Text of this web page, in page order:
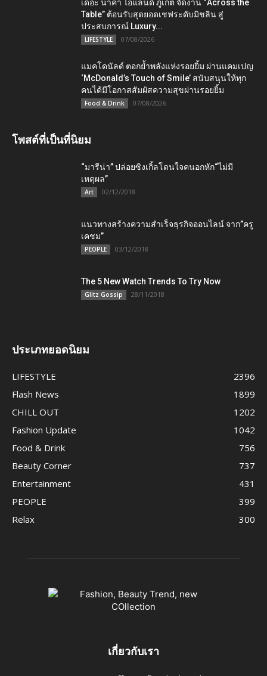
เดอะ นาคา ไอแลนด์ ภูเก็ต จัดงาน “Across the
Table” ต้อนรับสุดยอดเชฟระดับมิชลิน สู่
ประสบการณ์ Luxury...
LIFESTYLE 07/08/2026
แมคโดนัลด์ ตอกย้ำพลังแห่งรอยยิ้ม ผ่านแคมเปญ
‘McDonald’s Touch of Smile’ สนับสนุนให้ทุก
คนได้มีโอกาสสัมผัสความสุขผ่านรอยยิ้ม
Food & Drink 07/08/2026
โพสต์ที่เป็นที่นิยม
“มารีน่า” ปล่อยซิงเกิ้ลโดนใจคนอกหัก“ไม่มี
เหตุผล”
Art 02/12/2018
แนวทางสร้างความสำเร็จธุรกิจออนไลน์ จาก”ครู
เคชม”
PEOPLE 03/12/2018
The 5 New Watch Trends To Try Now
Glitz Gossip 28/11/2018
ประเภทยอดนิยม
LIFESTYLE
2396
Flash News
1899
CHILL OUT
1202
Fashion Update
1042
Food & Drink
756
Beauty Corner
737
Entertainment
431
PEOPLE
399
Relax
300
เกี่ยวกับเรา